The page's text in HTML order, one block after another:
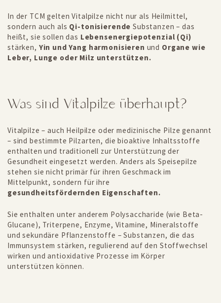
In der TCM gelten Vitalpilze nicht nur als Heilmittel,
sondern auch als Qi-tonisierende Substanzen – das
heißt, sie sollen das Lebensenergiepotenzial (Qi)
stärken, Yin und Yang harmonisieren und Organe wie
Leber, Lunge oder Milz unterstützen.
Was sind Vitalpilze überhaupt?
Vitalpilze – auch Heilpilze oder medizinische Pilze genannt
– sind bestimmte Pilzarten, die bioaktive Inhaltsstoffe
enthalten und traditionell zur Unterstützung der
Gesundheit eingesetzt werden. Anders als Speisepilze
stehen sie nicht primär für ihren Geschmack im
Mittelpunkt, sondern für ihre
gesundheitsfördernden Eigenschaften.
Sie enthalten unter anderem Polysaccharide (wie Beta-
Glucane), Triterpene, Enzyme, Vitamine, Mineralstoffe
und sekundäre Pflanzenstoffe – Substanzen, die das
Immunsystem stärken, regulierend auf den Stoffwechsel
wirken und antioxidative Prozesse im Körper
unterstützen können.